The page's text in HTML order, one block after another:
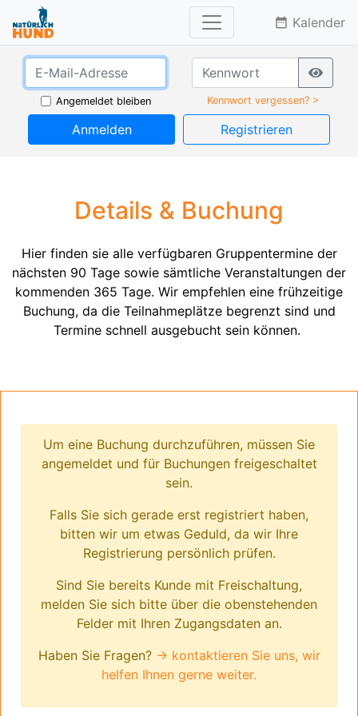
date_range Kalender
Angemeldet bleiben Kennwort vergessen? >
Anmelden Registrieren
Details & Buchung
Hier finden sie alle verfügbaren Gruppentermine der
nächsten 90 Tage sowie sämtliche Veranstaltungen der
kommenden 365 Tage. Wir empfehlen eine frühzeitige
Buchung, da die Teilnahmeplätze begrenzt sind und
Termine schnell ausgebucht sein können.
Um eine Buchung durchzuführen, müssen Sie
angemeldet und für Buchungen freigeschaltet
sein.
Falls Sie sich gerade erst registriert haben,
bitten wir um etwas Geduld, da wir Ihre
Registrierung persönlich prüfen.
Sind Sie bereits Kunde mit Freischaltung,
melden Sie sich bitte über die obenstehenden
Felder mit Ihren Zugangsdaten an.
Haben Sie Fragen? → kontaktieren Sie uns, wir
helfen Ihnen gerne weiter.